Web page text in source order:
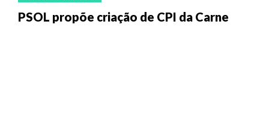
PSOL propõe criação de CPI da Carne